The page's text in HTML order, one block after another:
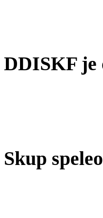
DDISKF je
Skup